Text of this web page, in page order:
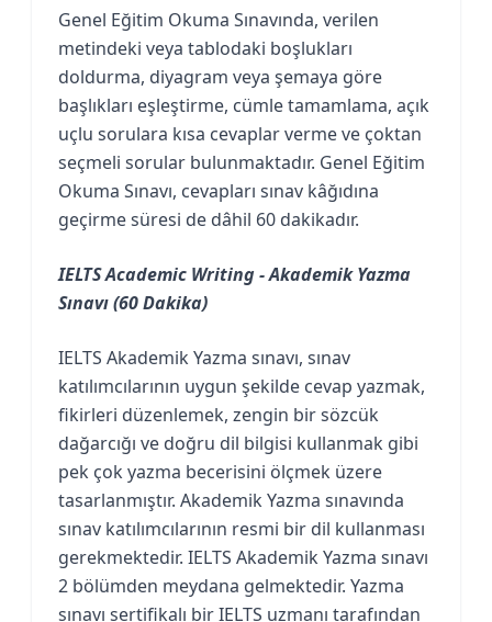
Genel Eğitim Okuma Sınavında, verilen
metindeki veya tablodaki boşlukları
doldurma, diyagram veya şemaya göre
başlıkları eşleştirme, cümle tamamlama, açık
uçlu sorulara kısa cevaplar verme ve çoktan
seçmeli sorular bulunmaktadır. Genel Eğitim
Okuma Sınavı, cevapları sınav kâğıdına
geçirme süresi de dâhil 60 dakikadır.
IELTS Academic Writing - Akademik Yazma
Sınavı (60 Dakika)
IELTS Akademik Yazma sınavı, sınav
katılımcılarının uygun şekilde cevap yazmak,
fikirleri düzenlemek, zengin bir sözcük
dağarcığı ve doğru dil bilgisi kullanmak gibi
pek çok yazma becerisini ölçmek üzere
tasarlanmıştır. Akademik Yazma sınavında
sınav katılımcılarının resmi bir dil kullanması
gerekmektedir. IELTS Akademik Yazma sınavı
2 bölümden meydana gelmektedir. Yazma
sınavı sertifikalı bir IELTS uzmanı tarafından